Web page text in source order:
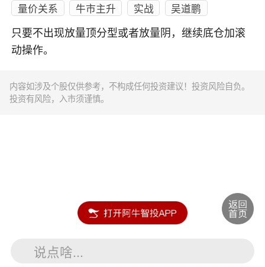
量价关系 牛市主升 实战 吴道鹏
只要不出现放量顶分型或者放量阴，继续底仓加滚
动操作。
内容如涉及个股仅供参考，不构成任何投资建议！投资风险自负。
投资有风险，入市须谨慎。
说点啥...